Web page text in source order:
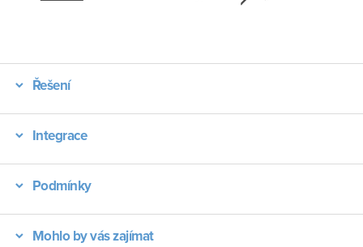
Řešení
Integrace
Podmínky
Mohlo by vás zajímat